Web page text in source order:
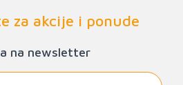
za akcije i ponude
na newsletter